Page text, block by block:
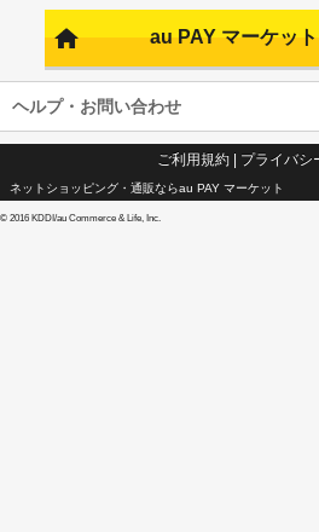
au PAY マーケッ
ヘルプ・お問い合わせ
ご利用規約| プライバシ
ネットショッピング・通販ならau PAY マーケット
© 2016 KDDI/au Commerce & Life, Inc.